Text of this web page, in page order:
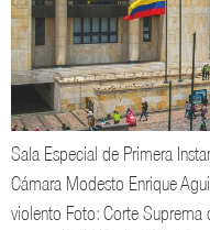
Sala Especial de Primera
Cámara Modesto Enrique
violento Foto: Corte